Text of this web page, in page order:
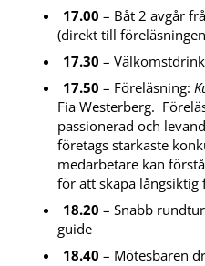
17.00 – Båt 2 avgår
(direkt till
17.30 – Välkomstdrink
17.50 – Föreläsning:
Fia Westerberg.
passionerad och
företags starkaste
medarbetare kan
för att skapa
18.20 – Snabb
guide
18.40 – Mötesbaren